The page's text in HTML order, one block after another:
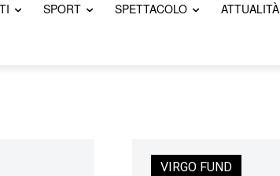
SPORT SPETTACOLO ATTUALITÀ
VIRGO FUND